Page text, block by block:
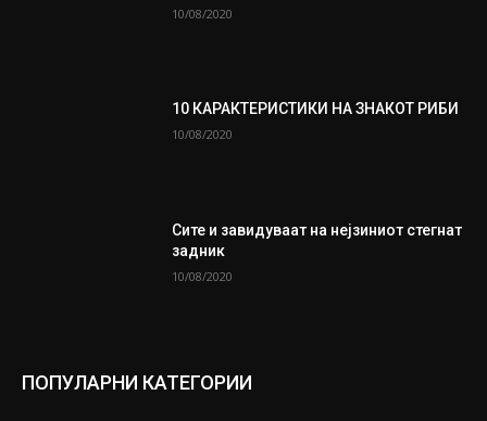
10/08/2020
10 КАРАКТЕРИСТИКИ НА ЗНАКОТ РИБИ
10/08/2020
Сите и завидуваат на нејзиниот стегнат
задник
10/08/2020
ПОПУЛАРНИ КАТЕГОРИИ